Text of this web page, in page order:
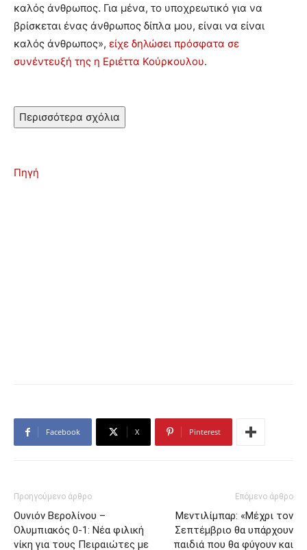
καλός άνθρωπος. Για μένα, το υποχρεωτικό για να
βρίσκεται ένας άνθρωπος δίπλα μου, είναι να είναι
καλός άνθρωπος», είχε δηλώσει πρόσφατα σε
συνέντευξή της η Εριέττα Κούρκουλου.
Περισσότερα σχόλια
Πηγή
Facebook X Pinterest
Προηγούμενο άρθρο
Ουνιόν Βερολίνου –
Ολυμπιακός 0-1: Νέα φιλική
νίκη για τους Πειραιώτες με
Επόμενο άρθρο
Μεντιλίμπαρ: «Μέχρι τον
Σεπτέμβριο θα υπάρχουν
παιδιά που θα φύγουν και